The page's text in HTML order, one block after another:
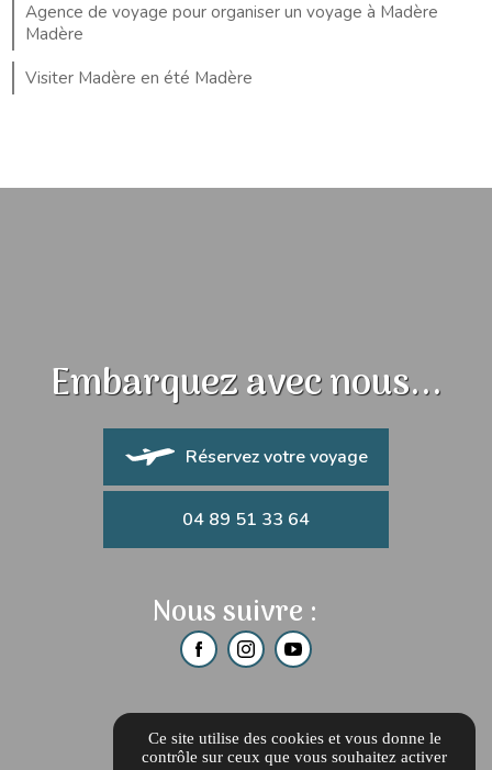
Agence de voyage pour organiser un voyage à Madère
Madère
Visiter Madère en été Madère
Embarquez avec nous...
Réservez votre voyage
04 89 51 33 64
Nous suivre :
Ce site utilise des cookies et vous donne le
contrôle sur ceux que vous souhaitez activer